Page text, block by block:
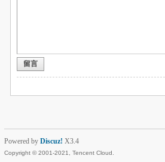
留言
Powered by Discuz! X3.4
Copyright © 2001-2021, Tencent Cloud.